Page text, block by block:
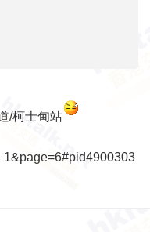
/柯士甸站
1&page=6#pid4900303